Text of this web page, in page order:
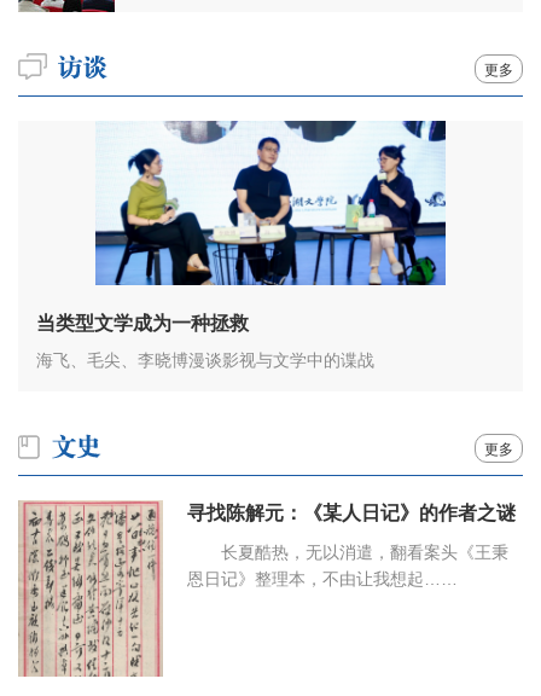
更多
当类型文学成为一种拯救
海飞、毛尖、李晓博漫谈影视与文学中的谍战
更多
寻找陈解元：《某人日记》的作者之谜
长夏酷热，无以消遣，翻看案头《王秉
恩日记》整理本，不由让我想起……